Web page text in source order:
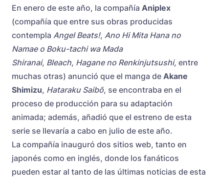
En enero de este año, la compañía Aniplex
(compañía que entre sus obras producidas
contempla Angel Beats!, Ano Hi Mita Hana no
Namae o Boku-tachi wa Mada
Shiranai, Bleach, Hagane no Renkinjutsushi, entre
muchas otras) anunció que el manga de Akane
Shimizu, Hataraku Saibō, se encontraba en el
proceso de producción para su adaptación
animada; además, añadió que el estreno de esta
serie se llevaría a cabo en julio de este año.
La compañía inauguró dos sitios web, tanto en
japonés como en inglés, donde los fanáticos
pueden estar al tanto de las últimas noticias de esta